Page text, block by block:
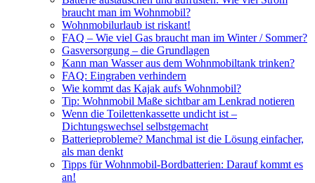
braucht man im Wohnmobil?
Wohnmobilurlaub ist riskant!
FAQ – Wie viel Gas braucht man im Winter / Sommer?
Gasversorgung – die Grundlagen
Kann man Wasser aus dem Wohnmobiltank trinken?
FAQ: Eingraben verhindern
Wie kommt das Kajak aufs Wohnmobil?
Tip: Wohnmobil Maße sichtbar am Lenkrad notieren
Wenn die Toilettenkassette undicht ist –
Dichtungswechsel selbstgemacht
Batterieprobleme? Manchmal ist die Lösung einfacher,
als man denkt
Tipps für Wohnmobil-Bordbatterien: Darauf kommt es
an!